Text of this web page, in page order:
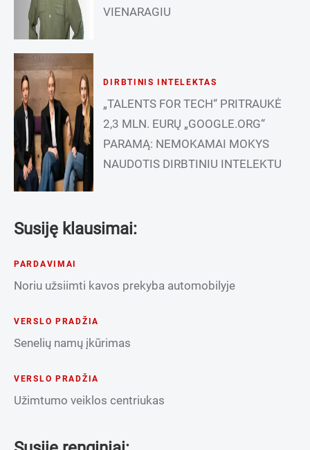
VIENARAGIU
DIRBTINIS INTELEKTAS
„TALENTS FOR TECH“ PRITRAUKĖ
2,3 MLN. EURŲ „GOOGLE.ORG“
PARAMĄ: NEMOKAMAI MOKYS
NAUDOTIS DIRBTINIU INTELEKTU
Susiję klausimai:
PARDAVIMAI
Noriu užsiimti kavos prekyba automobilyje
VERSLO PRADŽIA
Senelių namų įkūrimas
VERSLO PRADŽIA
Užimtumo veiklos centriukas